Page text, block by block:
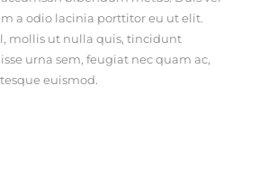
a odio lacinia porttitor eu ut elit.
mollis ut nulla quis, tincidunt
urna sem, feugiat nec quam ac,
euismod.